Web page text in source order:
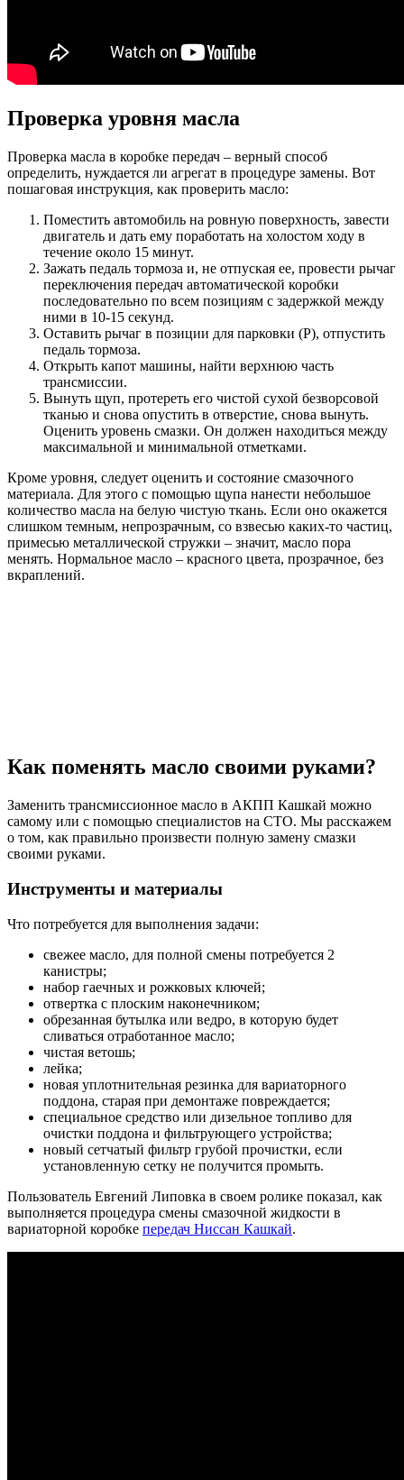
Проверка уровня масла
Проверка масла в коробке передач – верный способ
определить, нуждается ли агрегат в процедуре замены. Вот
пошаговая инструкция, как проверить масло:
Поместить автомобиль на ровную поверхность, завести
двигатель и дать ему поработать на холостом ходу в
течение около 15 минут.
Зажать педаль тормоза и, не отпуская ее, провести рычаг
переключения передач автоматической коробки
последовательно по всем позициям с задержкой между
ними в 10-15 секунд.
Оставить рычаг в позиции для парковки (Р), отпустить
педаль тормоза.
Открыть капот машины, найти верхнюю часть
трансмиссии.
Вынуть щуп, протереть его чистой сухой безворсовой
тканью и снова опустить в отверстие, снова вынуть.
Оценить уровень смазки. Он должен находиться между
максимальной и минимальной отметками.
Кроме уровня, следует оценить и состояние смазочного
материала. Для этого с помощью щупа нанести небольшое
количество масла на белую чистую ткань. Если оно окажется
слишком темным, непрозрачным, со взвесью каких-то частиц,
примесью металлической стружки – значит, масло пора
менять. Нормальное масло – красного цвета, прозрачное, без
вкраплений.
Как поменять масло своими руками?
Заменить трансмиссионное масло в АКПП Кашкай можно
самому или с помощью специалистов на СТО. Мы расскажем
о том, как правильно произвести полную замену смазки
своими руками.
Инструменты и материалы
Что потребуется для выполнения задачи:
свежее масло, для полной смены потребуется 2
канистры;
набор гаечных и рожковых ключей;
отвертка с плоским наконечником;
обрезанная бутылка или ведро, в которую будет
сливаться отработанное масло;
чистая ветошь;
лейка;
новая уплотнительная резинка для вариаторного
поддона, старая при демонтаже повреждается;
специальное средство или дизельное топливо для
очистки поддона и фильтрующего устройства;
новый сетчатый фильтр грубой прочистки, если
установленную сетку не получится промыть.
Пользователь Евгений Липовка в своем ролике показал, как
выполняется процедура смены смазочной жидкости в
вариаторной коробке передач Ниссан Кашкай.